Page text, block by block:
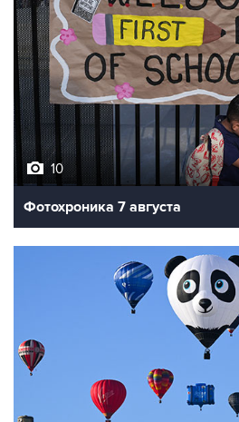
10
Фотохроника 7 августа